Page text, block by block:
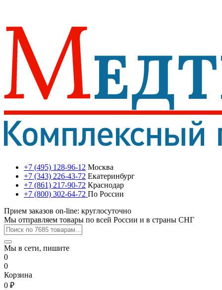
+7 (495) 128-96-12 Москва
+7 (343) 226-43-72 Екатеринбург
+7 (861) 217-90-72 Краснодар
+7 (800) 302-64-72 По России
Прием заказов on-line: круглосуточно
Мы отправляем товары по всей России и в страны СНГ
Мы в сети, пишите
0
0
Корзина
0 ₽